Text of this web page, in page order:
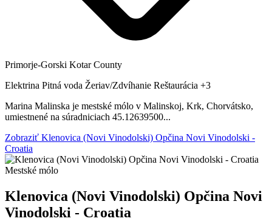
Primorje-Gorski Kotar County
Elektrina Pitná voda Žeriav/Zdvíhanie Reštaurácia +3
Marina Malinska je mestské mólo v Malinskoj, Krk, Chorvátsko,
umiestnené na súradniciach 45.12639500...
Zobraziť Klenovica (Novi Vinodolski) Opčina Novi Vinodolski -
Croatia
Mestské mólo
Klenovica (Novi Vinodolski) Opčina Novi
Vinodolski - Croatia